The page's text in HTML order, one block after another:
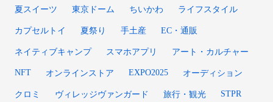
夏スイーツ 東京ドーム ちいかわ ライフスタイル
カプセルトイ 夏祭り 手土産 EC・通販
ネイティブキャンプ スマホアプリ アート・カルチャー
NFT オンラインストア EXPO2025 オーディション
クロミ ヴィレッジヴァンガード 旅行・観光 STPR